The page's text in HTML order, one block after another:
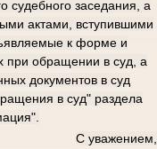
судебного заседания, а
актами, вступившими
к форме и
при обращении в суд, а
документов в суд
в суд" раздела
С уважением,